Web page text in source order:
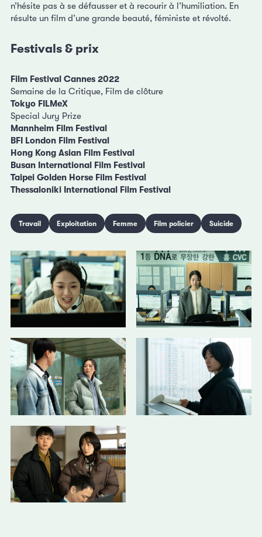
n’hésite pas à se défausser et à recourir à l’humiliation. En
résulte un film d’une grande beauté, féministe et révolté.
Festivals & prix
Film Festival Cannes 2022
Semaine de la Critique, Film de clôture
Tokyo FILMeX
Special Jury Prize
Mannheim Film Festival
BFI London Film Festival
Hong Kong Asian Film Festival
Busan International Film Festival
Taipei Golden Horse Film Festival
Thessaloniki International Film Festival
Travail Exploitation Femme Film policier Suicide